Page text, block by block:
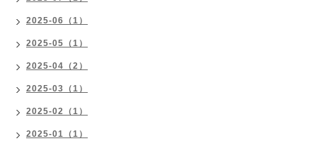
2025-06（1）
2025-05（1）
2025-04（2）
2025-03（1）
2025-02（1）
2025-01（1）